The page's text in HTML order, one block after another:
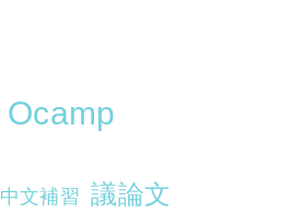
Ocamp
中文補習 議論文